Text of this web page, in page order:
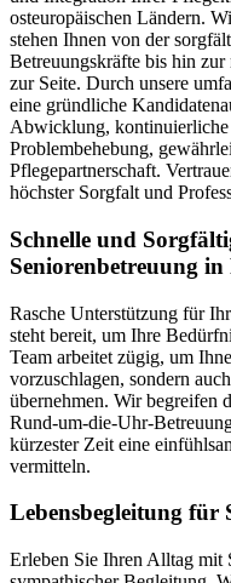
osteuropäischen Ländern.
stehen Ihnen von der
Betreuungskräfte bis hin
zur Seite. Durch unsere
eine gründliche
Abwicklung, kontinuierliche
Problembehebung,
Pflegepartnerschaft.
höchster Sorgfalt und
Schnelle und
Seniorenbetreuung in
Rasche Unterstützung für
steht bereit, um Ihre
Team arbeitet zügig, um
vorzuschlagen, sondern
übernehmen. Wir begreifen
Rund-um-die-Uhr-
kürzester Zeit eine
vermitteln.
Lebensbegleitung für
Erleben Sie Ihren Alltag mit